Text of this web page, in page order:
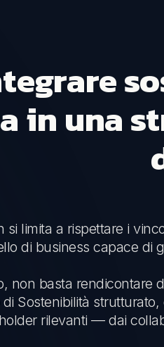
in una
limita a rispettare i
di business capace di
non basta rendicontare
Sostenibilità
rilevanti — dai